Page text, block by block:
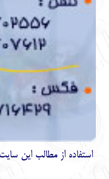
استفاده از مطالب اين